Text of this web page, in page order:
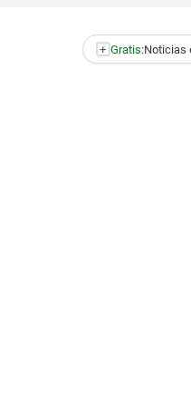
+ Gratis:Noticias